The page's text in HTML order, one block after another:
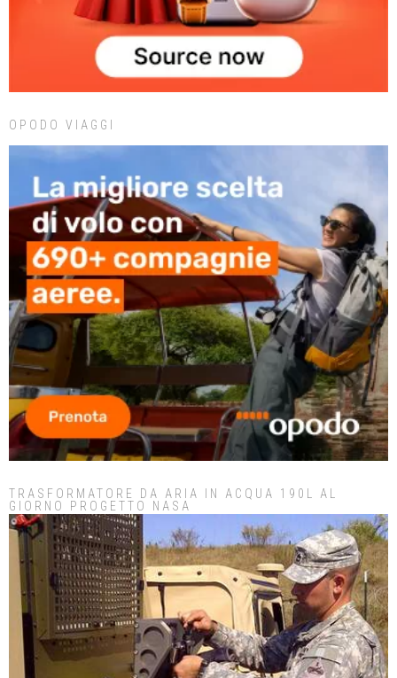
OPODO VIAGGI
TRASFORMATORE DA ARIA IN ACQUA 190L AL
GIORNO PROGETTO NASA